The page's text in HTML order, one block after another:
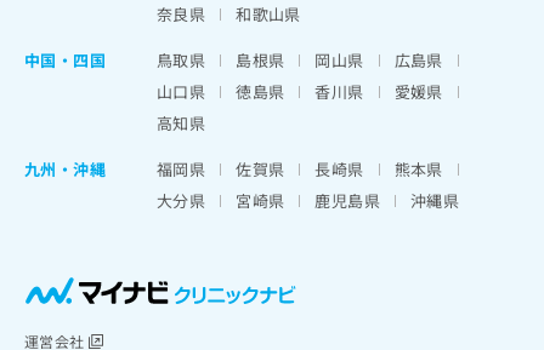
奈良県
和歌山県
中国・四国
鳥取県 島根県 岡山県
広島県
山口県
徳島県 香川県
愛媛県
高知県
九州・沖縄
福岡県 佐賀県 長崎県
熊本県
大分県
宮崎県 鹿児島県 沖縄県
運営会社